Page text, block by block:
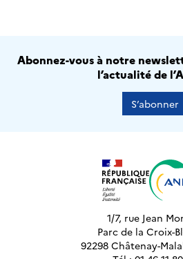
Abonnez-vous à notre
l’actualité de
S’abonner
1/7, rue Jean
Parc de la Croix-
92298 Châtenay-